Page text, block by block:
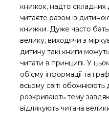
книжок, надто складних
читаєте разом із
книжки. Дуже часто
велику, виходячи з
дитину такі книги
читати в принципі. У
об'єму інформації та
всьому світі обожнюють
розкривають тему
відлякують читача